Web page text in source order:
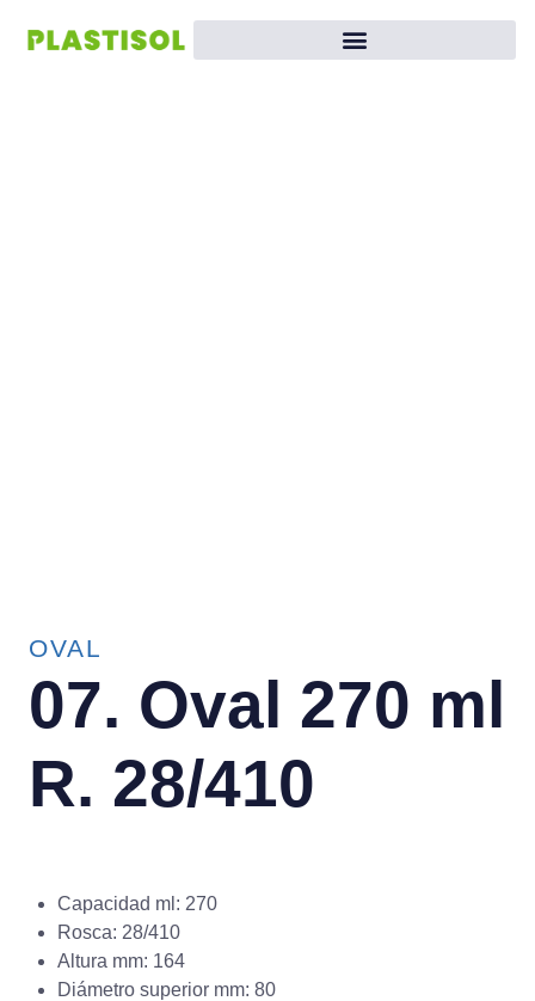
OVAL
07. Oval 270 ml
R. 28/410
Capacidad ml: 270
Rosca: 28/410
Altura mm: 164
Diámetro superior mm: 80